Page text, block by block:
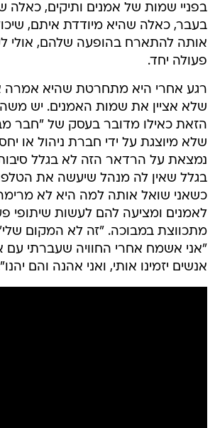
בפניי שמות של אמנים ותיקים, כאלה
בעבר, כאלה שהיא מיודדת איתם,
אותה להתארח בהופעה שלהם, אולי
פעולה יחד.
רגע אחרי היא מתחרטת שהיא אמרה
שלא אציין את שמות האמנים. יש
הזאת כאילו מדובר בעסק של "חבר
שלא מיוצגת על ידי חברת ניהול או
נמצאת על הרדאר הזה לא בגלל
בגלל שאין לה מנהל שיעשה את
כשאני שואל אותה למה היא לא
לאמנים ומציעה להם לעשות שיתופי
מתכווצת במבוכה. "זה לא המקום
"אני אשמח אחרי החוויה שעברתי עם
אנשים יזמינו אותי, ואני אהנה והם